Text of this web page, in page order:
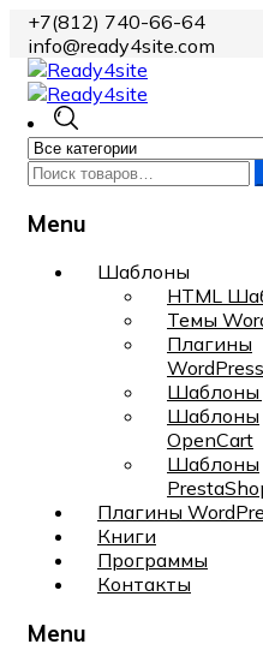
+7(812) 740-66-64
info@ready4site.com
Menu
Skip
Шаблоны
HTML
Темы
Плагины
WordPress
Шаблоны
Шаблоны
OpenCart
Шаблоны
Плагины
Книги
Программы
Контакты
Menu